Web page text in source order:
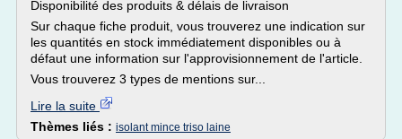
Disponibilité des produits & délais de livraison
Sur chaque fiche produit, vous trouverez une indication sur
les quantités en stock immédiatement disponibles ou à
défaut une information sur l'approvisionnement de l'article.
Vous trouverez 3 types de mentions sur...
Lire la suite
Thèmes liés : isolant mince triso laine